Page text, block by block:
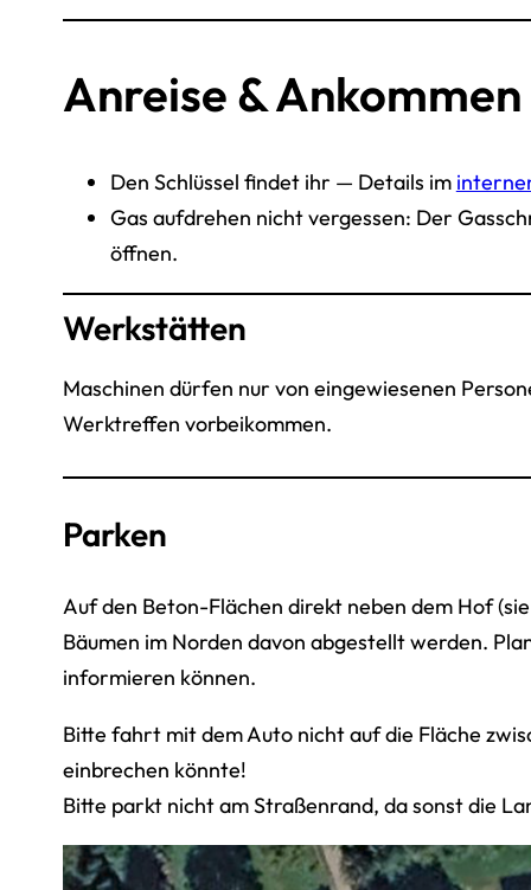
Anreise & Ankommen
Den Schlüssel findet ihr — Details im
Gas aufdrehen nicht vergessen: Der
öffnen.
Werkstätten
Maschinen dürfen nur von eingewiesenen
Werktreffen vorbeikommen.
Parken
Auf den Beton-Flächen direkt neben dem Hof
Bäumen im Norden davon abgestellt werden.
informieren können.
Bitte fahrt mit dem Auto nicht auf die Fläche
einbrechen könnte!
Bitte parkt nicht am Straßenrand, da sonst die